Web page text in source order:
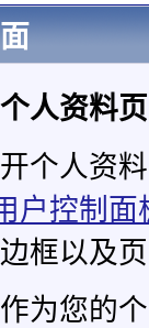
人资料
个人资
户控制面
框以及
为您的